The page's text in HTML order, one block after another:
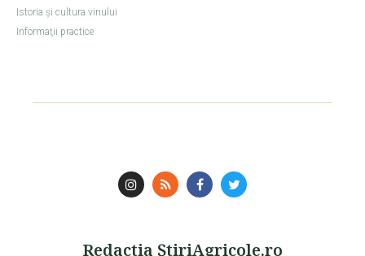
Istoria şi cultura vinului
Informaţii practice
Redactia ŞtiriAgricole.ro